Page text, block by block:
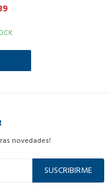
novedades!
SUSCRIBIRME